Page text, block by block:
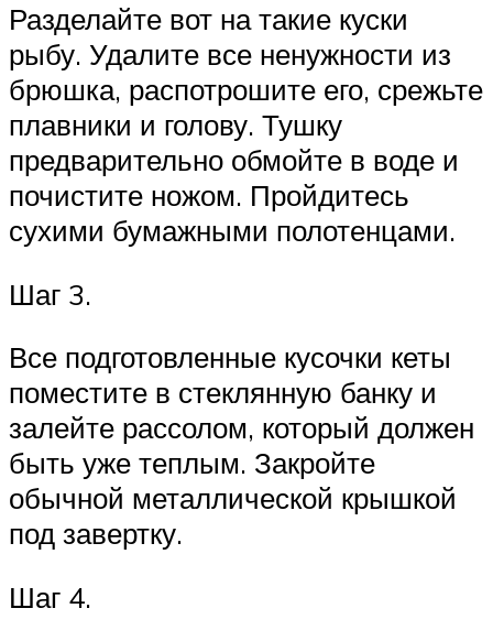
Разделайте вот на такие куски
рыбу. Удалите все ненужности из
брюшка, распотрошите его, срежьте
плавники и голову. Тушку
предварительно обмойте в воде и
почистите ножом. Пройдитесь
сухими бумажными полотенцами.
Шаг 3.
Все подготовленные кусочки кеты
поместите в стеклянную банку и
залейте рассолом, который должен
быть уже теплым. Закройте
обычной металлической крышкой
под завертку.
Шаг 4.